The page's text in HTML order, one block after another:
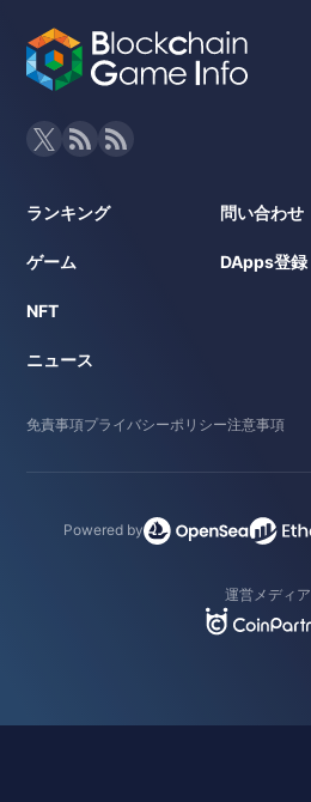
ランキング
ゲーム
NFT
ニュース
問い合わせ
DApps登録
免責事項プライバシーポリシー注意事項
Powered by
運営メディア